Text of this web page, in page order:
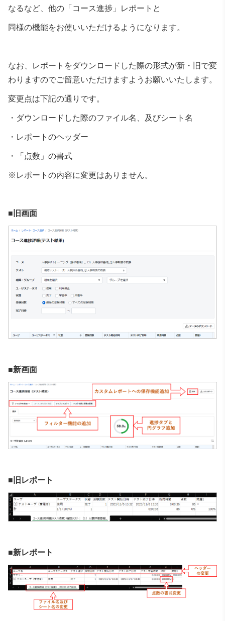
なるなど、他の「コース進捗」レポートと
同様の機能をお使いいただけるようになります。
なお、レポートをダウンロードした際の形式が新・旧で変
わりますのでご留意いただけますようお願いいたします。
変更点は下記の通りです。
・ダウンロードした際のファイル名、及びシート名
・レポートのヘッダー
・「点数」の書式
※レポートの内容に変更はありません。
■旧画面
■新画面
■旧レポート
■新レポート